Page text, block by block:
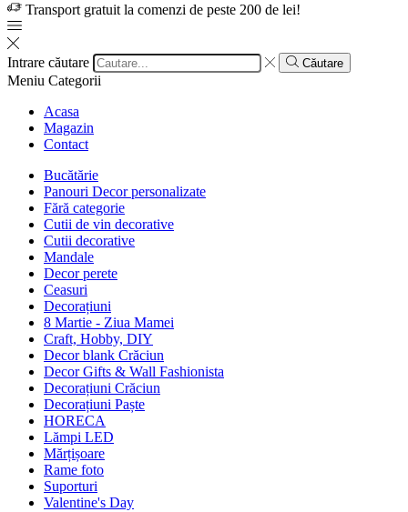
Transport gratuit la comenzi de peste 200 de lei!
Intrare căutare Căutare
Meniu Categorii
Acasa
Magazin
Contact
Bucătărie
Panouri Decor personalizate
Fără categorie
Cutii de vin decorative
Cutii decorative
Mandale
Decor perete
Ceasuri
Decorațiuni
8 Martie - Ziua Mamei
Craft, Hobby, DIY
Decor blank Crăciun
Decor Gifts & Wall Fashionista
Decorațiuni Crăciun
Decorațiuni Paște
HORECA
Lămpi LED
Mărțișoare
Rame foto
Suporturi
Valentine's Day